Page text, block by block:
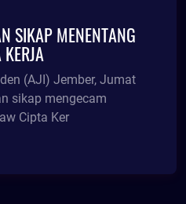
SIKAP MENENTANG
(AJI) Jember, Jumat
sikap mengecam
Cipta Ker